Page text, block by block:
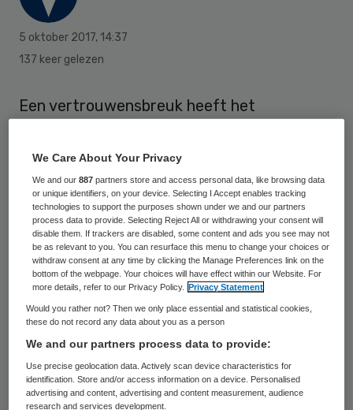
5 oktober 2017, 14:37
137 keer gelezen
Een vertrouwensbreuk heeft het
genoopt om de samenwerking met drie
kaakchirurgen tot nader order stop te
zetten. Dat meldt het AD. De
vertrouwensbreuk is ontstaan gedurende
een onderzoek naar mogelijke fraude door
één van de chirurgen.
“De raad van bestuur van Franciscus
vermoeden van fraude helder werd, een
diepgaand onderzoek ingesteld en
maatregelen getroffen”, stelt een
We Care About Your Privacy
We and our887 partners store and access personal data, like browsing data
or unique identifiers, on your device. Selecting I Accept enables tracking
technologies to support the purposes shown under we and our partners
process data to provide. Selecting Reject All or withdrawing your consent will
disable them. If trackers are disabled, some content and ads you see may not
be as relevant to you. You can resurface this menu to change your choices or
withdraw consent at any time by clicking the Manage Preferences link on the
bottom of the webpage. Your choices will have effect within our Website. For
more details, refer to our Privacy Policy.
Privacy Statement
Would you rather not? Then we only place essential and statistical cookies,
these do not record any data about you as a person
We and our partners process data to provide:
Use precise geolocation data. Actively scan device characteristics for
identification. Store and/or access information on a device. Personalised
advertising and content, advertising and content measurement, audience
research and services development.